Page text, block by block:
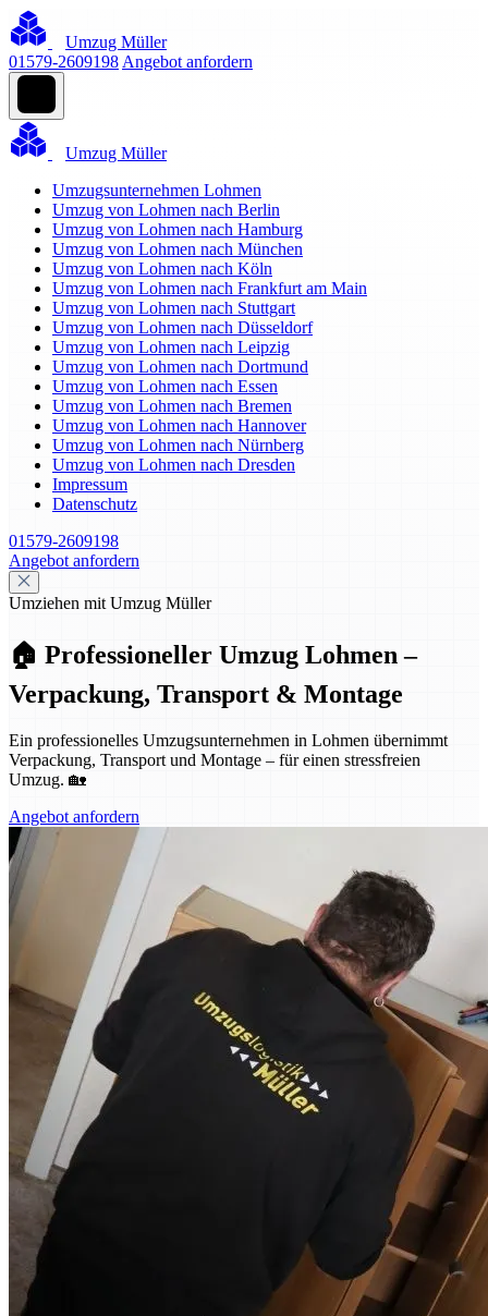
Umzug Müller
01579-2609198 Angebot anfordern
Umzug Müller
Umzugsunternehmen Lohmen
Umzug von Lohmen nach Berlin
Umzug von Lohmen nach Hamburg
Umzug von Lohmen nach München
Umzug von Lohmen nach Köln
Umzug von Lohmen nach Frankfurt am Main
Umzug von Lohmen nach Stuttgart
Umzug von Lohmen nach Düsseldorf
Umzug von Lohmen nach Leipzig
Umzug von Lohmen nach Dortmund
Umzug von Lohmen nach Essen
Umzug von Lohmen nach Bremen
Umzug von Lohmen nach Hannover
Umzug von Lohmen nach Nürnberg
Umzug von Lohmen nach Dresden
Impressum
Datenschutz
01579-2609198
Angebot anfordern
Umziehen mit Umzug Müller
🏠 Professioneller Umzug Lohmen –
Verpackung, Transport & Montage
Ein professionelles Umzugsunternehmen in Lohmen übernimmt
Verpackung, Transport und Montage – für einen stressfreien
Umzug. 🏡
Angebot anfordern